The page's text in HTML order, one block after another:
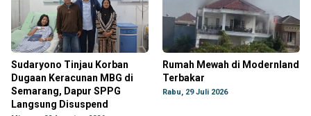
Sudaryono Tinjau Korban
Dugaan Keracunan MBG di
Semarang, Dapur SPPG
Langsung Disuspend
Rumah Mewah di Modernland
Terbakar
Rabu, 29 Juli 2026